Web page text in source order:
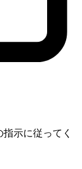
示に従ってく